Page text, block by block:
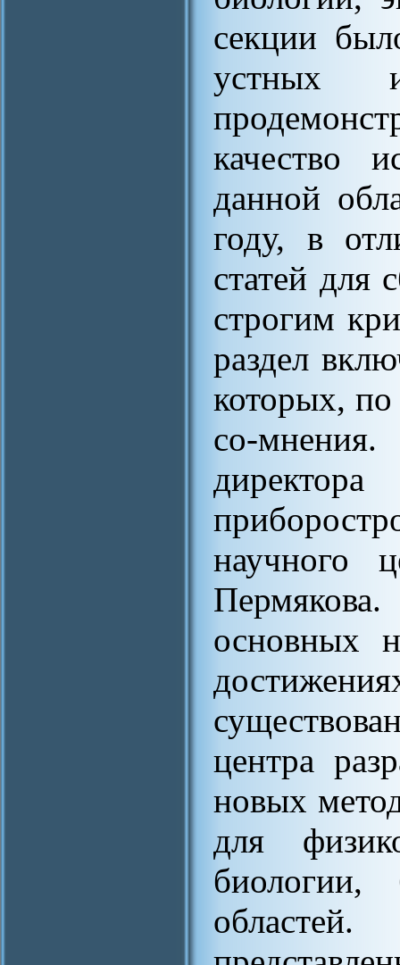
секции
устных
качество
данной
году, в
статей для
строгим
раздел
которых,
со-мнения.
директора
научного
основных
центра
новых
для
биологии,